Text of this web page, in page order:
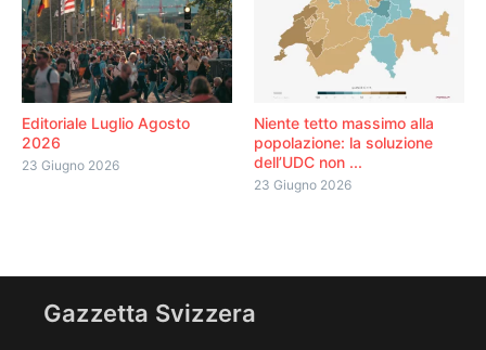
Editoriale Luglio Agosto
2026
23 Giugno 2026
Niente tetto massimo alla
popolazione: la soluzione
dell’UDC non ...
23 Giugno 2026
Gazzetta Svizzera